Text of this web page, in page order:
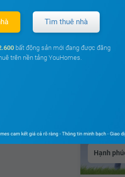
Có hơn
đang
Bảng
Hạnh
Tìm thuê nhà
bất động sản mới đang được đăng
trên nền tảng YouHomes.